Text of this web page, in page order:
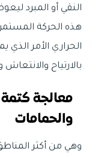
النقي أو المبرد
هذه الحركة
الحراري الأمر
بالارتياح
معالجة
والحمامات
وهي من أكثر